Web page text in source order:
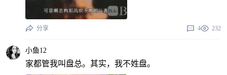
分享 4 232
小鱼12
家都管我叫盘总。其实，我不姓盘。